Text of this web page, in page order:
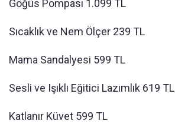
Göğüs Pompası 1.099 TL
Sıcaklık ve Nem Ölçer 239 TL
Mama Sandalyesi 599 TL
Sesli ve Işıklı Eğitici Lazımlık 619 TL
Katlanır Küvet 599 TL